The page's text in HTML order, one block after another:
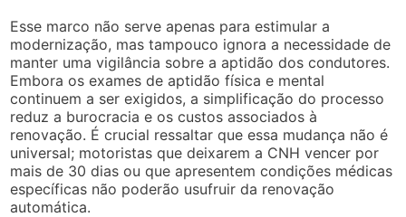
Esse marco não serve apenas para estimular a
modernização, mas tampouco ignora a necessidade de
manter uma vigilância sobre a aptidão dos condutores.
Embora os exames de aptidão física e mental
continuem a ser exigidos, a simplificação do processo
reduz a burocracia e os custos associados à
renovação. É crucial ressaltar que essa mudança não é
universal; motoristas que deixarem a CNH vencer por
mais de 30 dias ou que apresentem condições médicas
específicas não poderão usufruir da renovação
automática.